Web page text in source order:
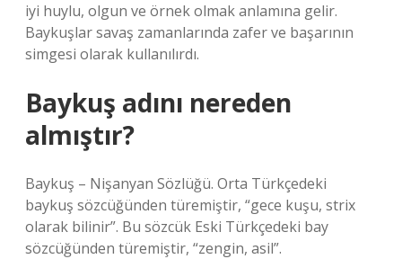
iyi huylu, olgun ve örnek olmak anlamına gelir.
Baykuşlar savaş zamanlarında zafer ve başarının
simgesi olarak kullanılırdı.
Baykuş adını nereden
almıştır?
Baykuş – Nişanyan Sözlüğü. Orta Türkçedeki
baykuş sözcüğünden türemiştir, “gece kuşu, strix
olarak bilinir”. Bu sözcük Eski Türkçedeki bay
sözcüğünden türemiştir, “zengin, asil”.